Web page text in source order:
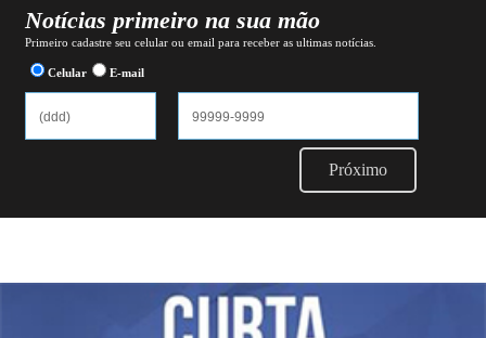
Notícias primeiro na sua mão
Primeiro cadastre seu celular ou email para receber as ultimas notícias.
Celular E-mail
Próximo